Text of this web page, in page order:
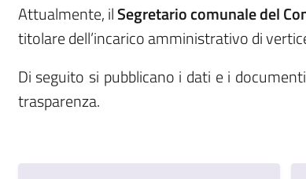
Attualmente, ilSegretario comunale del
titolare dell’incarico amministrativo di
Di seguito si pubblicano i dati e i
trasparenza.